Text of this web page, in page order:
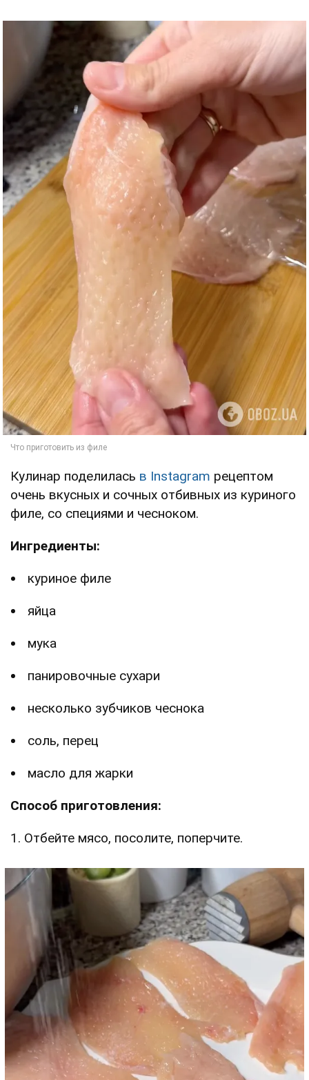
Кулинар поделилась в Instagram рецептом
очень вкусных и сочных отбивных из куриного
филе, со специями и чесноком.
Ингредиенты:
куриное филе
яйца
мука
панировочные сухари
несколько зубчиков чеснока
соль, перец
масло для жарки
Способ приготовления:
1. Отбейте мясо, посолите, поперчите.